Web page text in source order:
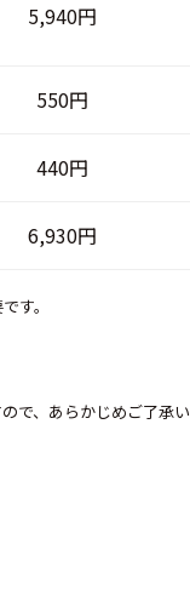
5,940円
550円
440円
6,930円
す。
で、あらかじめご了承い